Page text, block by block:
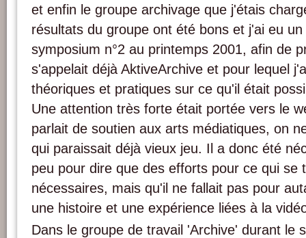
et enfin le groupe archivage que j'étais
résultats du groupe ont été bons et j'ai eu
symposium n°2 au printemps 2001, afin de
s'appelait déjà AktiveArchive et pour lequel
théoriques et pratiques sur ce qu'il était
Une attention très forte était portée vers le
parlait de soutien aux arts médiatiques, on
qui paraissait déjà vieux jeu. Il a donc été
peu pour dire que des efforts pour ce qui se
nécessaires, mais qu'il ne fallait pas pour
une histoire et une expérience liées à la
Dans le groupe de travail 'Archive' durant le